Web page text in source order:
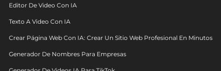
Editor De Video Con IA
Texto A Video Con IA
Crear Página Web Con IA: Crear Un Sitio Web Profesional En Minutos
Generador De Nombres Para Empresas